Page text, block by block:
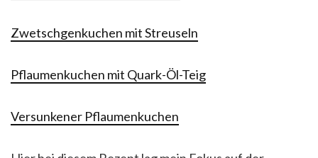
Zwetschgenkuchen mit Streuseln
Pflaumenkuchen mit Quark-Öl-Teig
Versunkener Pflaumenkuchen